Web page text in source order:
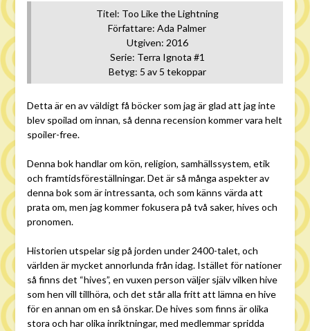
Titel: Too Like the Lightning
Författare: Ada Palmer
Utgiven: 2016
Serie: Terra Ignota #1
Betyg: 5 av 5 tekoppar
Detta är en av väldigt få böcker som jag är glad att jag inte
blev spoilad om innan, så denna recension kommer vara helt
spoiler-free.
Denna bok handlar om kön, religion, samhällssystem, etik
och framtidsföreställningar. Det är så många aspekter av
denna bok som är intressanta, och som känns värda att
prata om, men jag kommer fokusera på två saker, hives och
pronomen.
Historien utspelar sig på jorden under 2400-talet, och
världen är mycket annorlunda från idag. Istället för nationer
så finns det “hives”, en vuxen person väljer själv vilken hive
som hen vill tillhöra, och det står alla fritt att lämna en hive
för en annan om en så önskar. De hives som finns är olika
stora och har olika inriktningar, med medlemmar spridda